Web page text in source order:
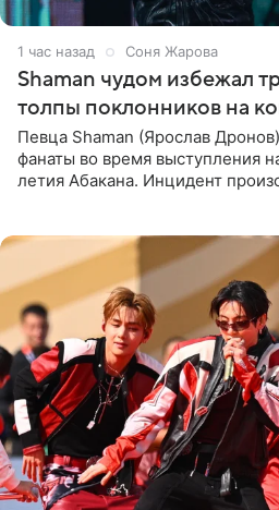
1 час назад Соня Жарова
Shaman чудом избежал
толпы поклонников на
Певца Shaman (Ярослав
фанаты во время выступления
летия Абакана. Инцидент